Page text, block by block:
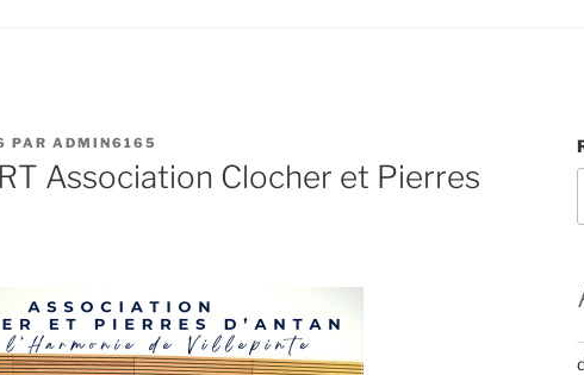
PAR ADMIN6165
Association Clocher et Pierres